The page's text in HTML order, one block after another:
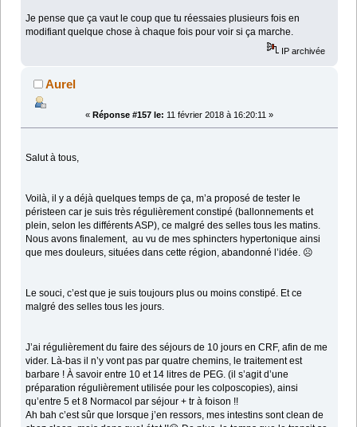
Je pense que ça vaut le coup que tu réessaies plusieurs fois en
modifiant quelque chose à chaque fois pour voir si ça marche.
IP archivée
Aurel
« Réponse #157 le: 11 février 2018 à 16:20:11 »
Salut à tous,
Voilà, il y a déjà quelques temps de ça, m’a proposé de tester le
péristeen car je suis très régulièrement constipé (ballonnements et
plein, selon les différents ASP), ce malgré des selles tous les matins.
Nous avons finalement, au vu de mes sphincters hypertonique ainsi
que mes douleurs, situées dans cette région, abandonné l’idée. ☹️
Le souci, c’est que je suis toujours plus ou moins constipé. Et ce
malgré des selles tous les jours.
J’ai régulièrement du faire des séjours de 10 jours en CRF, afin de me
vider. Là-bas il n’y vont pas par quatre chemins, le traitement est
barbare ! À savoir entre 10 et 14 litres de PEG. (il s’agit d’une
préparation régulièrement utilisée pour les colposcopies), ainsi
qu’entre 5 et 8 Normacol par séjour + tr à foison !!
Ah bah c’est sûr que lorsque j’en ressors, mes intestins sont clean de